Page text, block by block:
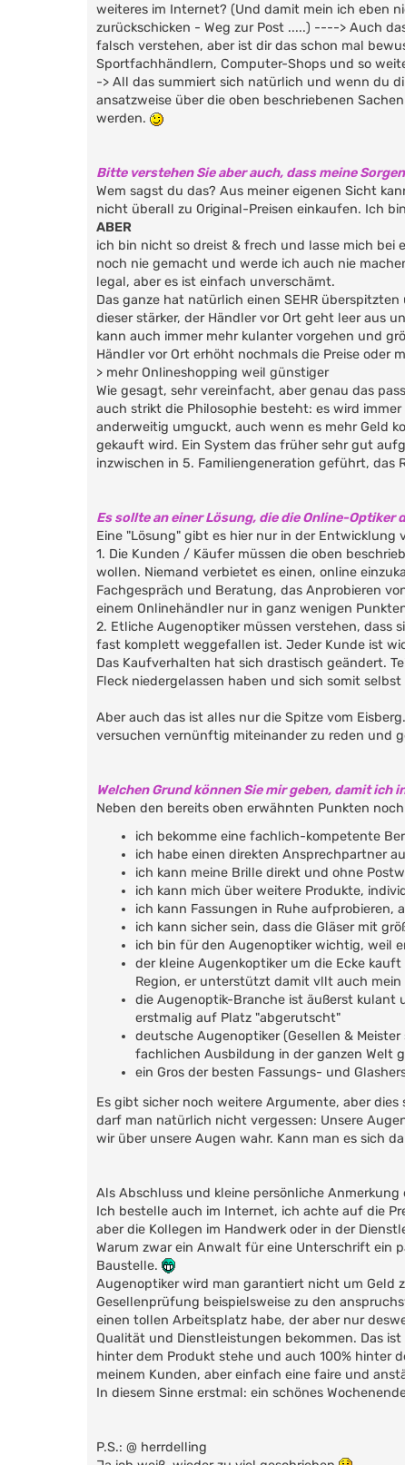
weiteres im Internet? (Und damit mein ich eben
zurückschicken - Weg zur Post .....) ----> Auch
falsch verstehen, aber ist dir das schon mal
Sportfachhändlern, Computer-Shops und so
-> All das summiert sich natürlich und wenn du
ansatzweise über die oben beschriebenen
werden.
Bitte verstehen Sie aber auch, dass meine
Wem sagst du das? Aus meiner eigenen Sicht
nicht überall zu Original-Preisen einkaufen. Ich
ABER
ich bin nicht so dreist & frech und lasse mich bei
noch nie gemacht und werde ich auch nie
legal, aber es ist einfach unverschämt.
Das ganze hat natürlich einen SEHR
dieser stärker, der Händler vor Ort geht leer aus
kann auch immer mehr kulanter vorgehen und
Händler vor Ort erhöht nochmals die Preise oder
> mehr Onlineshopping weil günstiger
Wie gesagt, sehr vereinfacht, aber genau das
auch strikt die Philosophie besteht: es wird
anderweitig umguckt, auch wenn es mehr Geld
gekauft wird. Ein System das früher sehr gut
inzwischen in 5. Familiengeneration geführt, das
Es sollte an einer Lösung, die die Online-
Eine "Lösung" gibt es hier nur in der Entwicklung
1. Die Kunden / Käufer müssen die oben
wollen. Niemand verbietet es einen, online
Fachgespräch und Beratung, das Anprobieren
einem Onlinehändler nur in ganz wenigen
2. Etliche Augenoptiker müssen verstehen,
fast komplett weggefallen ist. Jeder Kunde ist
Das Kaufverhalten hat sich drastisch geändert.
Fleck niedergelassen haben und sich somit
Aber auch das ist alles nur die Spitze vom
versuchen vernünftig miteinander zu reden und
Welchen Grund können Sie mir geben, damit
Neben den bereits oben erwähnten Punkten
ich bekomme eine fachlich-kompetente
ich habe einen direkten Ansprechpartner
ich kann meine Brille direkt und ohne
ich kann mich über weitere Produkte,
ich kann Fassungen in Ruhe
ich kann sicher sein, dass die Gläser mit
ich bin für den Augenoptiker wichtig, weil
der kleine Augenkoptiker um die Ecke
Region, er unterstützt damit vllt auch
die Augenoptik-Branche ist äußerst kulant
erstmalig auf Platz "abgerutscht"
deutsche Augenoptiker (Gesellen &
fachlichen Ausbildung in der ganzen Welt
ein Gros der besten Fassungs- und
Es gibt sicher noch weitere Argumente, aber
darf man natürlich nicht vergessen: Unsere
wir über unsere Augen wahr. Kann man es sich
Als Abschluss und kleine persönliche
Ich bestelle auch im Internet, ich achte auf die
aber die Kollegen im Handwerk oder in der
Warum zwar ein Anwalt für eine Unterschrift ein
Baustelle.
Augenoptiker wird man garantiert nicht um Geld
Gesellenprüfung beispielsweise zu den
einen tollen Arbeitsplatz habe, der aber nur
Qualität und Dienstleistungen bekommen. Das
hinter dem Produkt stehe und auch 100% hinter
meinem Kunden, aber einfach eine faire und
In diesem Sinne erstmal: ein schönes
P.S.: @ herrdelling